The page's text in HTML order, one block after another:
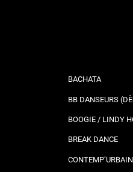
BACHATA
BB DANSEURS
BOOGIE / LINDY
BREAK DANCE
CONTEMP’URBAIN